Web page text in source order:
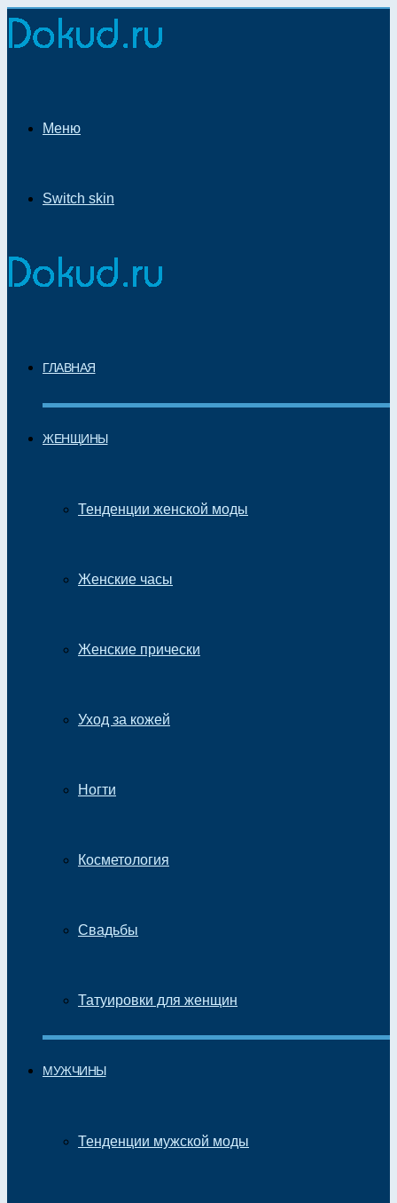
Меню
Switch skin
ГЛАВНАЯ
ЖЕНЩИНЫ
Тенденции женской моды
Женские часы
Женские прически
Уход за кожей
Ногти
Косметология
Свадьбы
Татуировки для женщин
МУЖЧИНЫ
Тенденции мужской моды